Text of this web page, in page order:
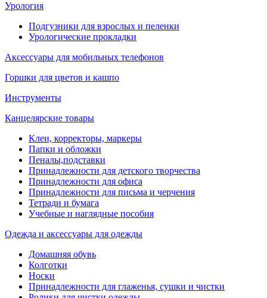
Урология
Подгузники для взрослых и пеленки
Урологические прокладки
Аксессуары для мобильных телефонов
Горшки для цветов и кашпо
Инструменты
Канцелярские товары
Клеи, корректоры, маркеры
Папки и обложки
Пеналы,подставки
Принадлежности для детского творчества
Принадлежности для офиса
Принадлежности для письма и черчения
Тетради и бумага
Учебные и наглядные пособия
Одежда и аксессуары для одежды
Домашняя обувь
Колготки
Носки
Принадлежности для глаженья, сушки и чистки